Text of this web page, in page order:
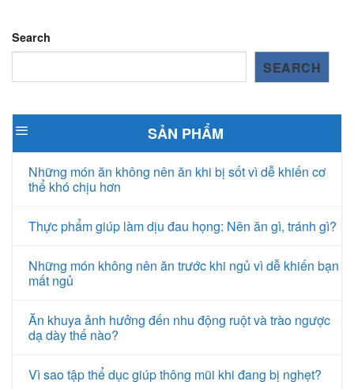
Search
SEARCH
SẢN PHẨM
Những món ăn không nên ăn khi bị sốt vì dễ khiến cơ
thể khó chịu hơn
Thực phẩm giúp làm dịu đau họng: Nên ăn gì, tránh gì?
Những món không nên ăn trước khi ngủ vì dễ khiến bạn
mất ngủ
Ăn khuya ảnh hưởng đến nhu động ruột và trào ngược
dạ dày thế nào?
Vì sao tập thể dục giúp thông mũi khi đang bị nghẹt?